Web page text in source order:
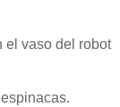
el vaso del robot